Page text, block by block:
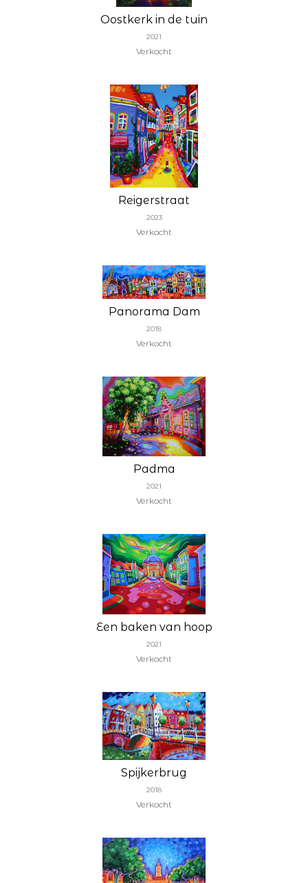
Oostkerk in de tuin
2021
Verkocht
Reigerstraat
2023
Verkocht
Panorama Dam
2018
Verkocht
Padma
2021
Verkocht
Een baken van hoop
2021
Verkocht
Spijkerbrug
2018
Verkocht